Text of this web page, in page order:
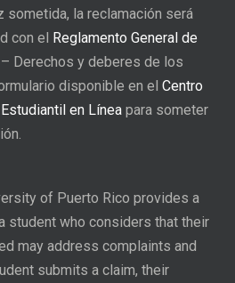
sometida, la reclamación será
con el Reglamento General de
Derechos y deberes de los
disponible en el Centro
en Línea para someter
of Puerto Rico provides a
student who considers that their
may address complaints and
submits a claim, their